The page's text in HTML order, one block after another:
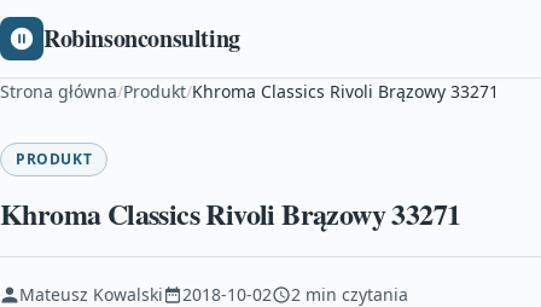
Robinsonconsulting
Strona główna/Produkt/Khroma Classics Rivoli Brązowy 33271
PRODUKT
Khroma Classics Rivoli Brązowy 33271
Mateusz Kowalski 2018-10-02 2 min czytania